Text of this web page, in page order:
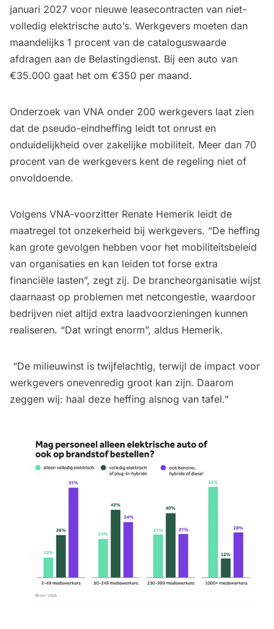
januari 2027 voor nieuwe leasecontracten van niet-
volledig elektrische auto’s. Werkgevers moeten dan
maandelijks 1 procent van de cataloguswaarde
afdragen aan de Belastingdienst. Bij een auto van
€35.000 gaat het om €350 per maand.
Onderzoek van VNA onder 200 werkgevers laat zien
dat de pseudo-eindheffing leidt tot onrust en
onduidelijkheid over zakelijke mobiliteit. Meer dan 70
procent van de werkgevers kent de regeling niet of
onvoldoende.
Volgens VNA-voorzitter Renate Hemerik leidt de
maatregel tot onzekerheid bij werkgevers. “De heffing
kan grote gevolgen hebben voor het mobiliteitsbeleid
van organisaties en kan leiden tot forse extra
financiële lasten”, zegt zij. De brancheorganisatie wijst
daarnaast op problemen met netcongestie, waardoor
bedrijven niet altijd extra laadvoorzieningen kunnen
realiseren. “Dat wringt enorm”, aldus Hemerik.
“De milieuwinst is twijfelachtig, terwijl de impact voor
werkgevers onevenredig groot kan zijn. Daarom
zeggen wij: haal deze heffing alsnog van tafel.”